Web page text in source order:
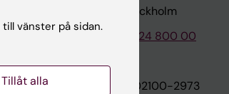
171 77 Stockholm
Tel: 08-524 800 00
Org.nr: 202100-2973
vänster på sidan.
Tillåt alla